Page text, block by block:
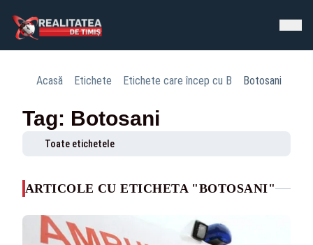
Acasă Etichete Etichete care încep cu B Botosani
Tag: Botosani
Toate etichetele
ARTICOLE CU ETICHETA "BOTOSANI"